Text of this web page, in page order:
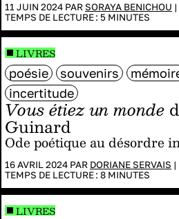
11 JUIN 2024 PAR SORAYA BENICHOU |
TEMPS DE LECTURE : 5 MINUTES
Vous étiez un monde
Guinard
Ode poétique au désordre
16 AVRIL 2024 PAR DORIANE SERVAIS |
TEMPS DE LECTURE : 8 MINUTES
poésie souvenirs
incertitude
LIVRES
LIVRES